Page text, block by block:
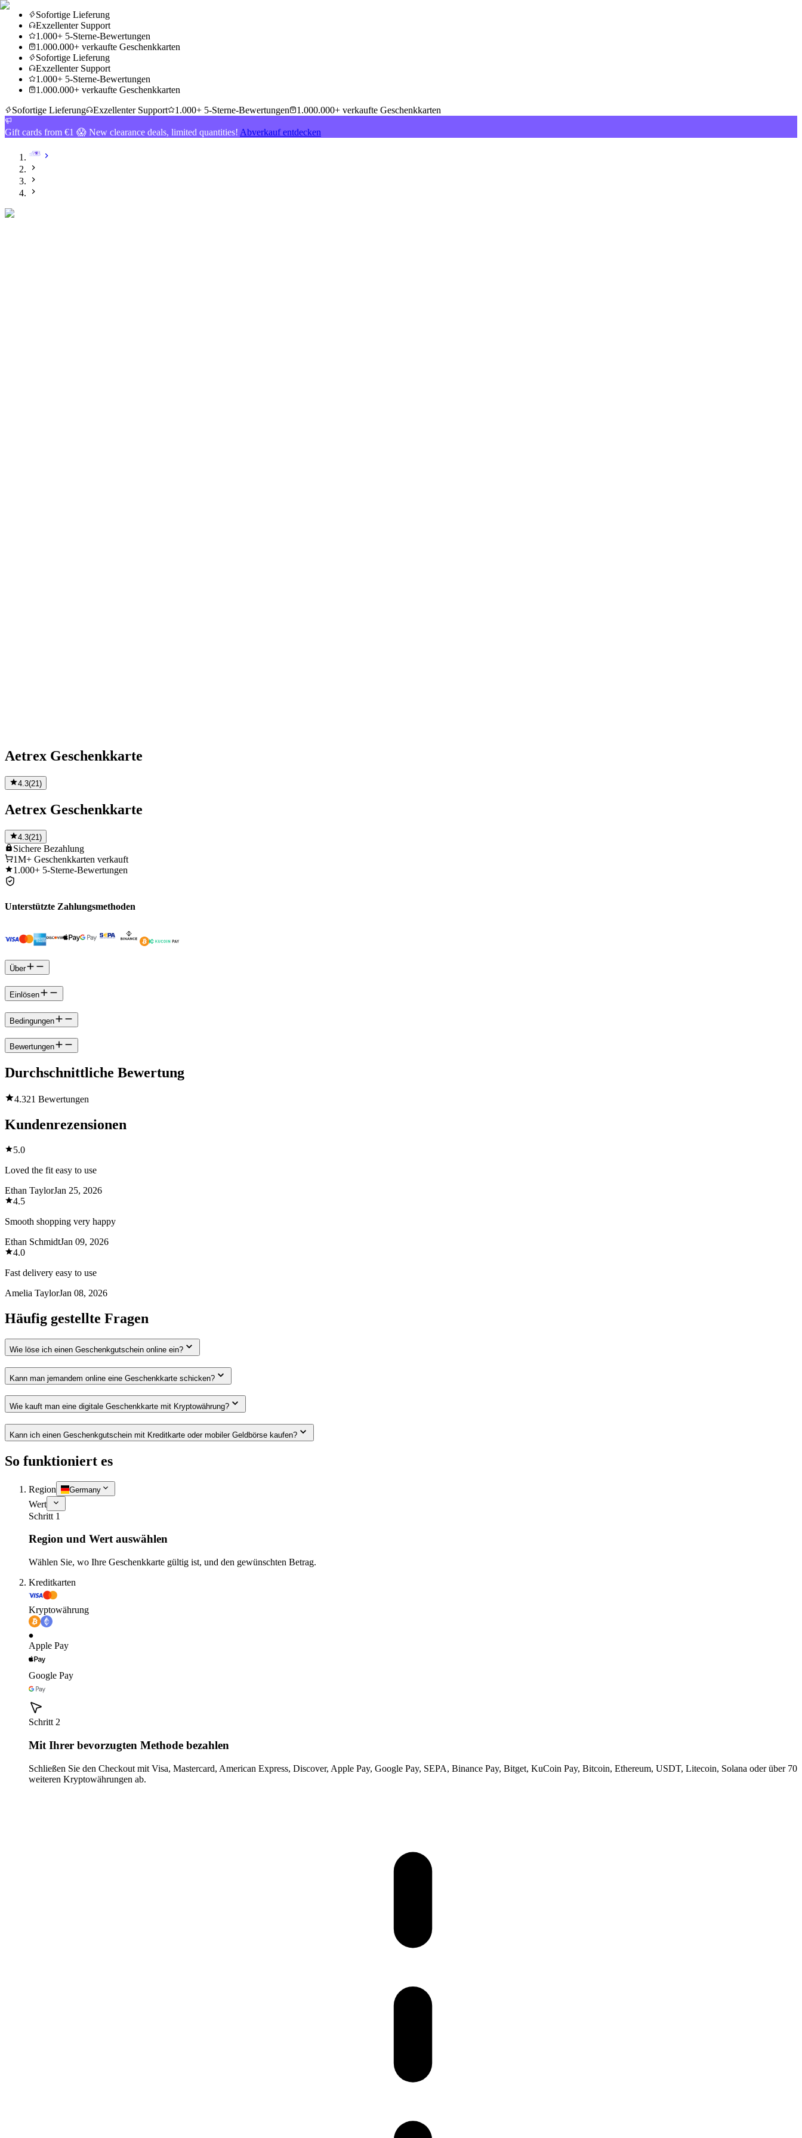
Sofortige Lieferung
Exzellenter Support
1.000+ 5-Sterne-Bewertungen
1.000.000+ verkaufte Geschenkkarten
Sofortige Lieferung
Exzellenter Support
1.000+ 5-Sterne-Bewertungen
1.000.000+ verkaufte Geschenkkarten
Sofortige Lieferung
Exzellenter Support 1.000+ 5-Sterne-Bewertungen 1.000.000+ verkaufte Geschenkkarten
Gift cards from €1 😱 New clearance deals, limited quantities! Abverkauf entdecken
Aetrex Geschenkkarte
4.3(21)
Aetrex Geschenkkarte
4.3(21 )
Sichere Bezahlung
1M+ Geschenkkarten verkauft
1.000+ 5-Sterne-Bewertungen
Unterstützte Zahlungsmethoden
Über
Einlösen
Bedingungen
Bewertungen
Durchschnittliche Bewertung
4.321 Bewertungen
Kundenrezensionen
5.0
Loved the fit easy to use
Ethan TaylorJan 25, 2026
4.5
Smooth shopping very happy
Ethan SchmidtJan 09, 2026
4.0
Fast delivery easy to use
Amelia TaylorJan 08, 2026
Häufig gestellte Fragen
Wie löse ich einen Geschenkgutschein online ein?
Kann man jemandem online eine Geschenkkarte schicken?
Wie kauft man eine digitale Geschenkkarte mit Kryptowährung?
Kann ich einen Geschenkgutschein mit Kreditkarte oder mobiler Geldbörse kaufen?
So funktioniert es
Region Germany
Wert
Schritt 1
Region und Wert auswählen
Wählen Sie, wo Ihre Geschenkkarte gültig ist, und den gewünschten Betrag.
Kreditkarten
Kryptowährung
Apple Pay
Google Pay
Schritt 2
Mit Ihrer bevorzugten Methode bezahlen
Schließen Sie den Checkout mit Visa, Mastercard, American Express, Discover, Apple Pay, Google Pay, SEPA, Binance Pay, Bitget, KuCoin Pay, Bitcoin, Ethereum, USDT, Litecoin, Solana oder über 70
weiteren Kryptowährungen ab.